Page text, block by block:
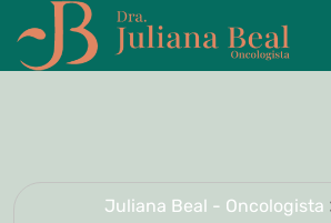
Juliana Beal - Oncologista